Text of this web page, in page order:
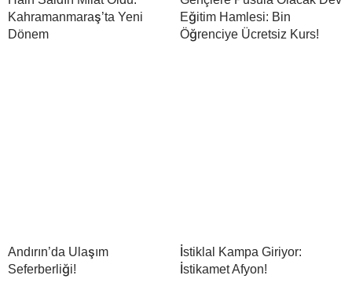
Kahramanmaraş’ta Yeni
Dönem
Eğitim Hamlesi: Bin
Öğrenciye Ücretsiz Kurs!
Andırın’da Ulaşım
Seferberliği!
İstiklal Kampa Giriyor:
İstikamet Afyon!